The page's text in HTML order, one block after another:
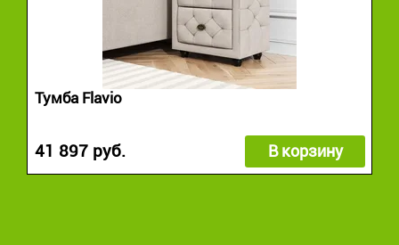
Тумба Flavio
41 897 руб. В корзину